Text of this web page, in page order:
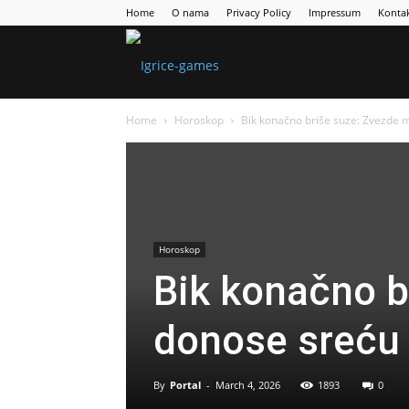
Home O nama Privacy Policy Impressum
Home Horoskop Bik konačno briše suze: Zvezde
Horoskop
Bik konačno
donose
By Portal - March 4, 2026 1893 0